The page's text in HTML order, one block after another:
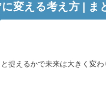
変える考え方 | ま
捉えるかで未来は大きく変わ